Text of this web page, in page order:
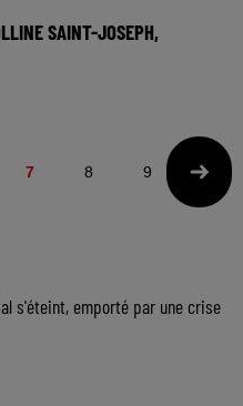
SAINT-JOSEPH,
7 8 9 10
s'éteint, emporté par une crise